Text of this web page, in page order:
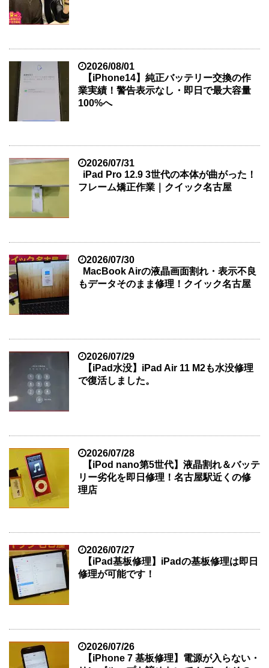
2026/08/01
【iPhone14】純正バッテリー交換の作
業実績！警告表示なし・即日で最大容量
100%へ
2026/07/31
iPad Pro 12.9 3世代の本体が曲がった！
フレーム矯正作業｜クイック名古屋
2026/07/30
MacBook Airの液晶画面割れ・表示不良
もデータそのまま修理！クイック名古屋
2026/07/29
【iPad水没】iPad Air 11 M2も水没修理
で復活しました。
2026/07/28
【iPod nano第5世代】液晶割れ＆バッテ
リー劣化を即日修理！名古屋駅近くの修
理店
2026/07/27
【iPad基板修理】iPadの基板修理は即日
修理が可能です！
2026/07/26
【iPhone 7 基板修理】電源が入らない・